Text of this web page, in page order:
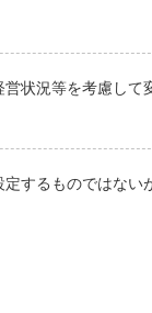
状況等を考慮して
するものではない